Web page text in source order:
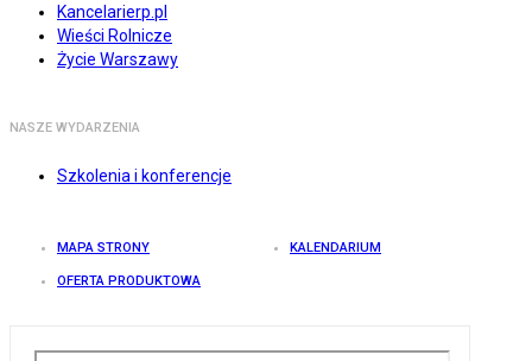
Kancelarierp.pl
Wieści Rolnicze
Życie Warszawy
NASZE WYDARZENIA
Szkolenia i konferencje
MAPA STRONY KALENDARIUM
OFERTA PRODUKTOWA